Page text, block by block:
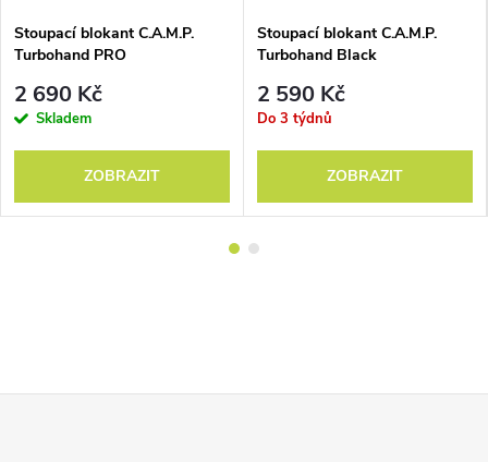
Stoupací blokant C.A.M.P.
Turbohand PRO
2 690 Kč
Skladem
ZOBRAZIT
Stoupací blokant C.A.M.P.
Turbohand Black
2 590 Kč
Do 3 týdnů
ZOBRAZIT